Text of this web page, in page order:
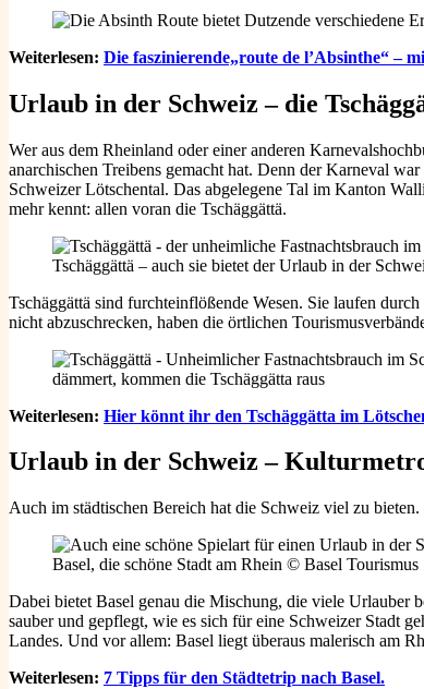
Weiterlesen: Die faszinierende„route de l’Absinthe“ –
Urlaub in der Schweiz – die
Wer aus dem Rheinland oder einer anderen
anarchischen Treibens gemacht hat. Denn der Karneval
Schweizer Lötschental. Das abgelegene Tal im Kanton
mehr kennt: allen voran die Tschäggättä.
Tschäggättä – auch sie bietet der Urlaub in der
Tschäggättä sind furchteinflößende Wesen. Sie laufen
nicht abzuschrecken, haben die örtlichen
Weiterlesen: Hier könnt ihr den Tschäggätta im
Urlaub in der Schweiz –
Auch im städtischen Bereich hat die Schweiz viel zu
Basel, die schöne Stadt am Rhein © Basel Tourismus
Dabei bietet Basel genau die Mischung, die viele Urlauber
sauber und gepflegt, wie es sich für eine Schweizer Stadt
Landes. Und vor allem: Basel liegt überaus malerisch am
Weiterlesen: 7 Tipps für den Städtetrip nach Basel.